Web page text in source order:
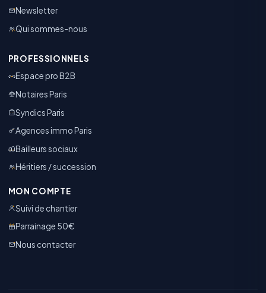
Newsletter
Qui sommes-nous
PROFESSIONNELS
Espace pro B2B
Notaires Paris
Syndics Paris
Agences immo Paris
Bailleurs sociaux
Héritiers / succession
MON COMPTE
Suivi de chantier
Parrainage 50€
Nous contacter